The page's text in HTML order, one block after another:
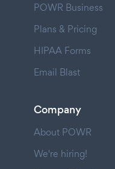
POWR Business
Plans & Pricing
HIPAA Forms
Email Blast
Company
About POWR
We're hiring!